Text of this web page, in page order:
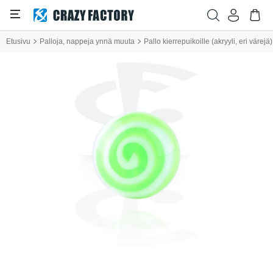
Etusivu Palloja, nappeja ynnä muuta Pallo kierrepuikoille (akryyli, eri